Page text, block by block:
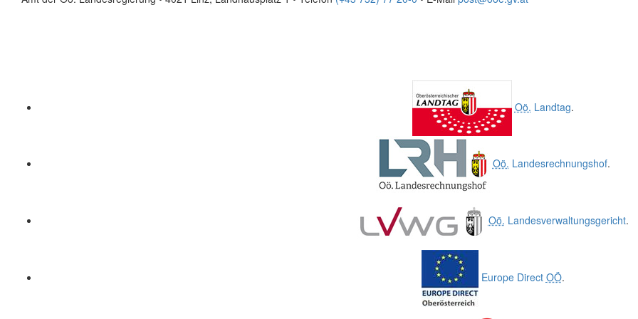
Oö. Landtag.
Oö. Landesrechnungshof.
Oö. Landesverwaltungsgericht.
Europe Direct OÖ.